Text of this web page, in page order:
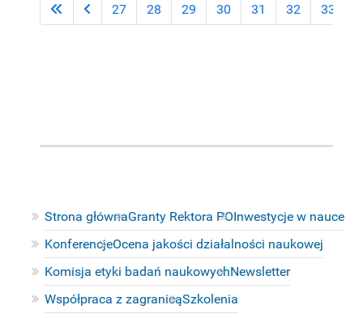
Strona głównaGranty Rektora POInwestycje w nauce
KonferencjeOcena jakości działalności naukowej
Komisja etyki badań naukowychNewsletter
Współpraca z zagranicąSzkolenia
27 28 29 30 31 32 33